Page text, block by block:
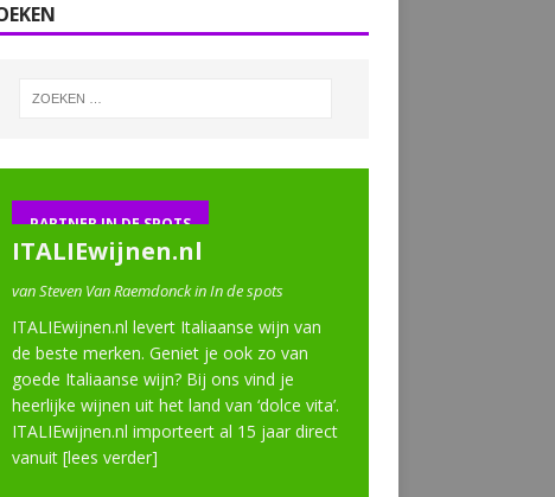
PARTNER IN DE SPOTS
ITALIEwijnen.nl
van Steven Van Raemdonck in In de spots
ITALIEwijnen.nl levert Italiaanse wijn van
de beste merken. Geniet je ook zo van
goede Italiaanse wijn? Bij ons vind je
heerlijke wijnen uit het land van ‘dolce vita’.
ITALIEwijnen.nl importeert al 15 jaar direct
vanuit [lees verder]